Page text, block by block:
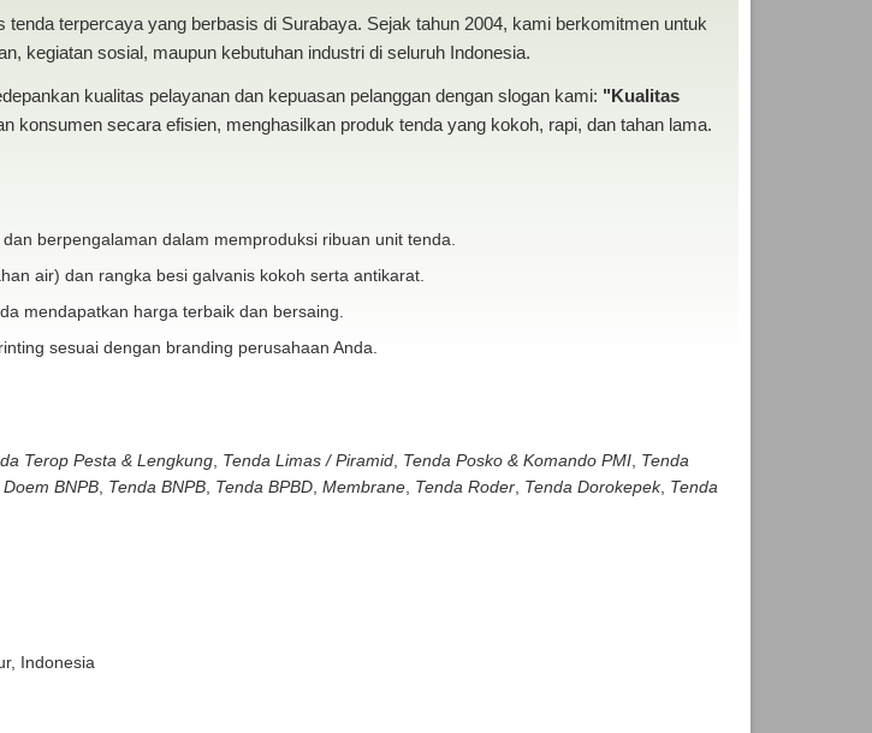
terpercaya yang berbasis di Surabaya. Sejak tahun 2004, kami berkomitmen untuk
kegiatan sosial, maupun kebutuhan industri di seluruh Indonesia.
kualitas pelayanan dan kepuasan pelanggan dengan slogan kami: "Kualitas
konsumen secara efisien, menghasilkan produk tenda yang kokoh, rapi, dan tahan lama.
berpengalaman dalam memproduksi ribuan unit tenda.
air) dan rangka besi galvanis kokoh serta antikarat.
mendapatkan harga terbaik dan bersaing.
sesuai dengan branding perusahaan Anda.
Terop Pesta & Lengkung, Tenda Limas / Piramid, Tenda Posko & Komando PMI, Tenda
BNPB, Tenda BNPB, Tenda BPBD, Membrane, Tenda Roder, Tenda Dorokepek, Tenda
Indonesia